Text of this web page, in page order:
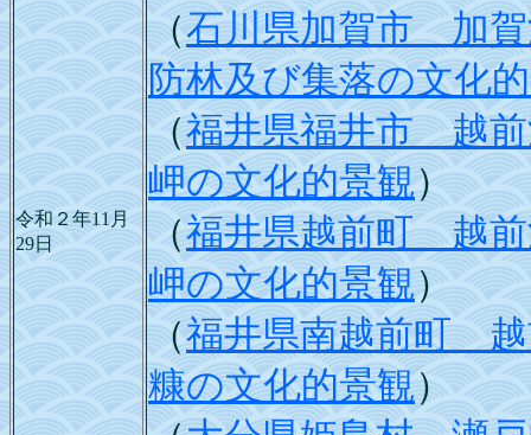
令和２年11月
29日
（石川県加賀市 加賀
防林及び集落の文化
（福井県福井市 越
岬の文化的景観）
（福井県越前町 越
岬の文化的景観）
（福井県南越前町
糠の文化的景観）